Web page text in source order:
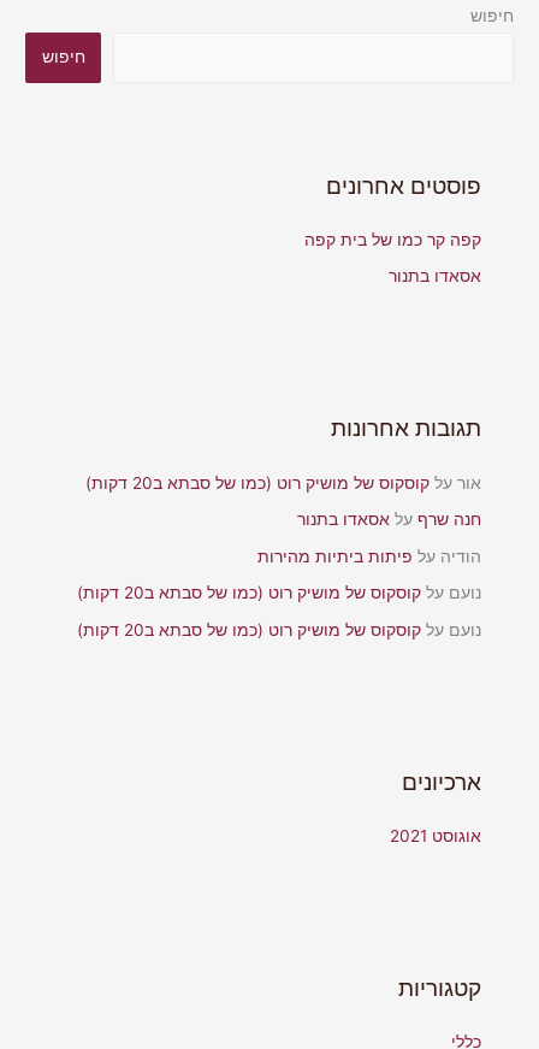
חיפוש
חיפוש
פוסטים אחרונים
קפה קר כמו של בית קפה
אסאדו בתנור
תגובות אחרונות
אור עלקוסקוס של מושיק רוט (כמו של סבתא ב20 דקות)
חנה שרף עלאסאדו בתנור
הודיה על פיתות ביתיות מהירות
נועם עלקוסקוס של מושיק רוט (כמו של סבתא ב20 דקות)
נועם עלקוסקוס של מושיק רוט (כמו של סבתא ב20 דקות)
ארכיונים
אוגוסט 2021
קטגוריות
כללי